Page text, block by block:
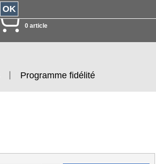
0 article
Programme fidélité
OK